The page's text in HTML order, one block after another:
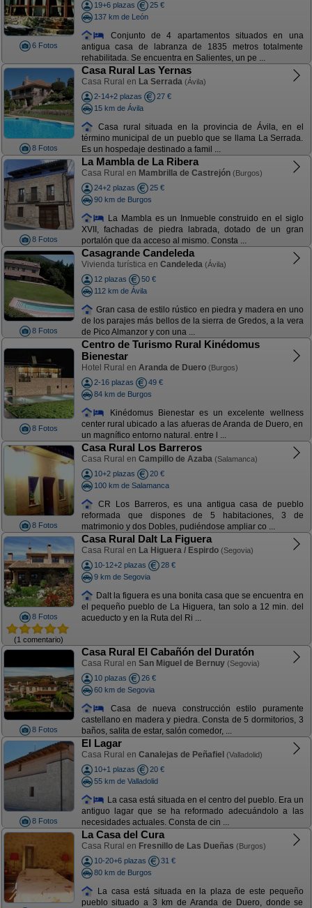
6 Fotos
19+6 plazas
25 €
137 km de León
Conjunto de 4 apartamentos situados en una
antigua casa de labranza de 1835 metros totalmente
rehabilitada. Se encuentra en Salientes, un pe ...
8 Fotos
Casa Rural Las Yernas
Casa Rural en La Serrada (Ávila)
2-14+2 plazas
27 €
15 km de Ávila
Casa rural situada en la provincia de Ávila, en el
término municipal de un pueblo que se llama La Serrada.
Es un hospedaje destinado a famil ...
8 Fotos
La Mambla de La Ribera
Casa Rural en Mambrilla de Castrejón (Burgos)
24+2 plazas
25 €
90 km de Burgos
La Mambla es un Inmueble construido en el siglo
XVII, fachadas de piedra labrada, dotado de un gran
portalón que da acceso al mismo. Consta ...
8 Fotos
Casagrande Candeleda
Vivienda turística en Candeleda (Ávila)
12 plazas
50 €
112 km de Ávila
Gran casa de estilo rústico en piedra y madera en uno
de los parajes más bellos de la sierra de Gredos, a la vera
de Pico Almanzor y con una ...
8 Fotos
Centro de Turismo Rural Kinédomus
Bienestar
Hotel Rural en Aranda de Duero (Burgos)
2-16 plazas
49 €
84 km de Burgos
Kinédomus Bienestar es un excelente wellness
center rural ubicado a las afueras de Aranda de Duero, en
un magnífico entorno natural. entre l ...
8 Fotos
Casa Rural Los Barreros
Casa Rural en Campillo de Azaba (Salamanca)
10+2 plazas
20 €
100 km de Salamanca
CR Los Barreros, es una antigua casa de pueblo
reformada que dispones de 5 habitaciones, 3 de
matrimonio y dos Dobles, pudiéndose ampliar co ...
8 Fotos
(1 comentario)
Casa Rural Dalt La Figuera
Casa Rural en La Higuera / Espirdo (Segovia)
10-12+2 plazas
28 €
9 km de Segovia
Dalt la figuera es una bonita casa que se encuentra en
el pequeño pueblo de La Higuera, tan solo a 12 min. del
acueducto y en la Ruta del Ri ...
8 Fotos
Casa Rural El Cabañón del Duratón
Casa Rural en San Miguel de Bernuy (Segovia)
10 plazas
26 €
60 km de Segovia
Casa de nueva construcción estilo puramente
castellano en madera y piedra. Consta de 5 dormitorios, 3
baños, salita de estar, salón comedor, ...
8 Fotos
El Lagar
Casa Rural en Canalejas de Peñafiel (Valladolid)
10+1 plazas
20 €
55 km de Valladolid
La casa está situada en el centro del pueblo. Era un
antiguo lagar que se ha reformado adecuándolo a las
necesidades actuales. Consta de cin ...
La Casa del Cura
Casa Rural en Fresnillo de Las Dueñas (Burgos)
10-20+6 plazas
31 €
80 km de Burgos
La casa está situada en la plaza de este pequeño
pueblo situado a 3 km de Aranda de Duero, donde se